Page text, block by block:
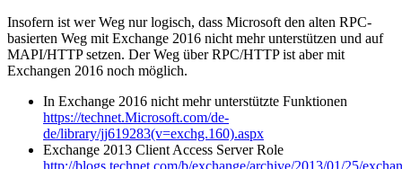
Insofern ist wer Weg nur logisch, dass Microsoft den alten RPC-
basierten Weg mit Exchange 2016 nicht mehr unterstützen und auf
MAPI/HTTP setzen. Der Weg über RPC/HTTP ist aber mit
Exchangen 2016 noch möglich.
In Exchange 2016 nicht mehr unterstützte Funktionen
https://technet.Microsoft.com/de-
de/library/jj619283(v=exchg.160).aspx
Exchange 2013 Client Access Server Role
http://blogs.technet.com/b/exchange/archive/2013/01/25/